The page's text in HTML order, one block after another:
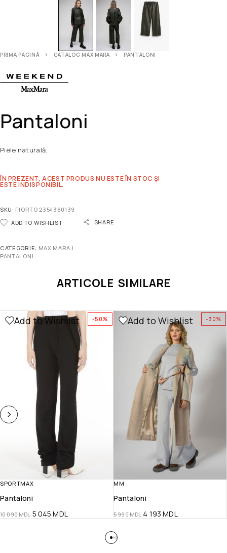
PRIMA PAGINĂ CATALOG MAX MARA PANTALONI
Pantaloni
Piele naturală.
ÎN PREZENT, ACEST PRODUS NU ESTE ÎN STOC ȘI
ESTE INDISPONIBIL.
SKU: FIORTO 2354360139
ADD TO WISHLIST
SHARE
CATEGORIE: MAX MARA |
PANTALONI
ARTICOLE SIMILARE
-50%
Add to Wishlist
SPORTMAX
Pantaloni
10 090MDL 5 045MDL
-30%
Add to Wishlist
MM
Pantaloni
5 990MDL 4 193MDL